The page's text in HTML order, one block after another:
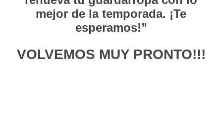
mejor de la temporada. ¡Te
esperamos!”
VOLVEMOS MUY PRONTO!!!